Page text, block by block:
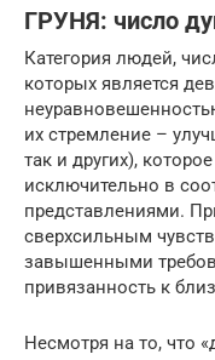
ГРУНЯ: число
Категория людей,
которых является
их стремление –
так и других),
исключительно в
представлениями.
сверхсильным
завышенными
привязанность к
Несмотря на то, что